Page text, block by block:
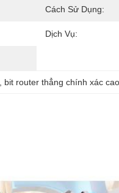
Cách Sử Dụng:
Dịch Vụ:
bit router thẳng chính xác cao